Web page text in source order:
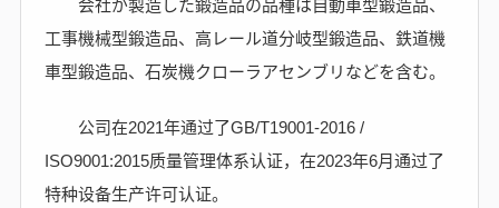
会社が製造した鍛造品の品種は自動車型鍛造品、
工事機械型鍛造品、高レール道分岐型鍛造品、鉄道機
車型鍛造品、石炭機クローラアセンブリなどを含む。
公司在2021年通过了GB/T19001-2016 /
ISO9001:2015质量管理体系认证，在2023年6月通过了
特种设备生产许可认证。